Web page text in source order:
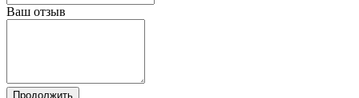
Ваш отзыв
Продолжить